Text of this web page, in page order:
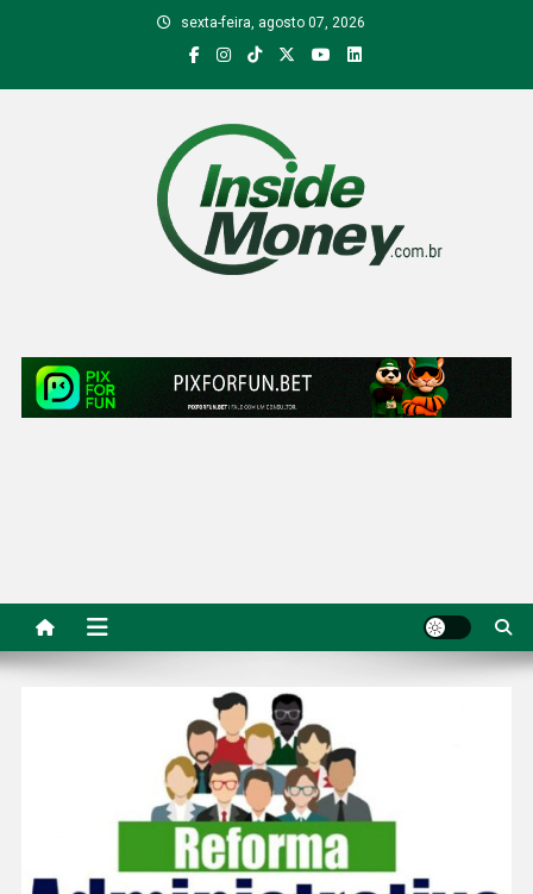
sexta-feira, agosto 07, 2026
Inside Money